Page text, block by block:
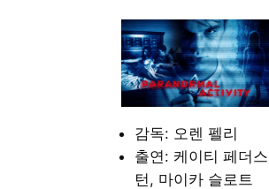
감독: 오렌 펠리
출연: 케이티 페더스
턴, 마이카 슬로트